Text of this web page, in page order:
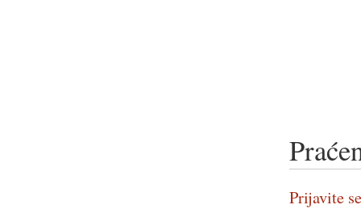
Prijavite